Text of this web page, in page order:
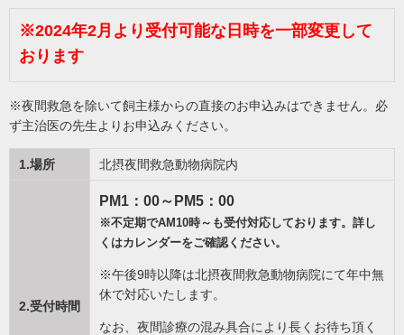
※2024年2月より受付可能な日時を一部変更して
おります
※夜間救急を除いて飼主様からの直接のお申込みはできません。必
ず主治医の先生よりお申込みください。
1.場所 北摂夜間救急動物病院内
2.受付時間
PM1：00～PM5：00
※不定期でAM10時～も受付対応しております。詳し
くはカレンダーをご確認ください。
※午後9時以降は北摂夜間救急動物病院にて年中無
休で対応いたします。
なお、夜間診療の混み具合により長くお待ち頂く